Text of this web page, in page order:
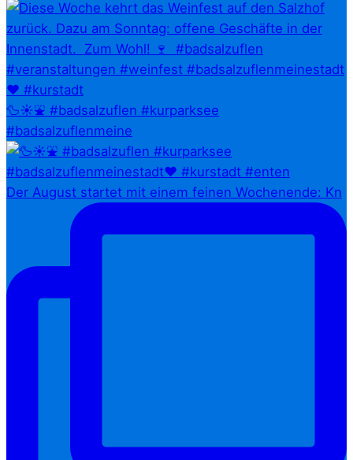
🦆☀️⛲ #badsalzuflen #kurparksee
#badsalzuflenmeine
Der August startet mit einem feinen Wochenende: Kn